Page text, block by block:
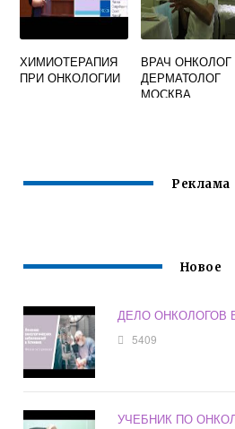
ХИМИОТЕРАПИЯ
ПРИ ОНКОЛОГИИ
ВРАЧ ОНКОЛОГ
ДЕРМАТОЛОГ
МОСКВА
Реклама
Новое
ДЕЛО ОНКОЛОГОВ
5409
УЧЕБНИК ПО